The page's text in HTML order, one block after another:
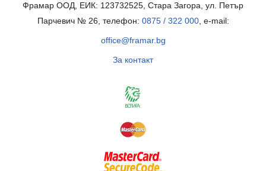
Фрамар ООД, ЕИК: 123732525, Стара Загора, ул. Петър
Парчевич № 26, телефон: 0875 / 322 000, e-mail:
office@framar.bg
За контакт